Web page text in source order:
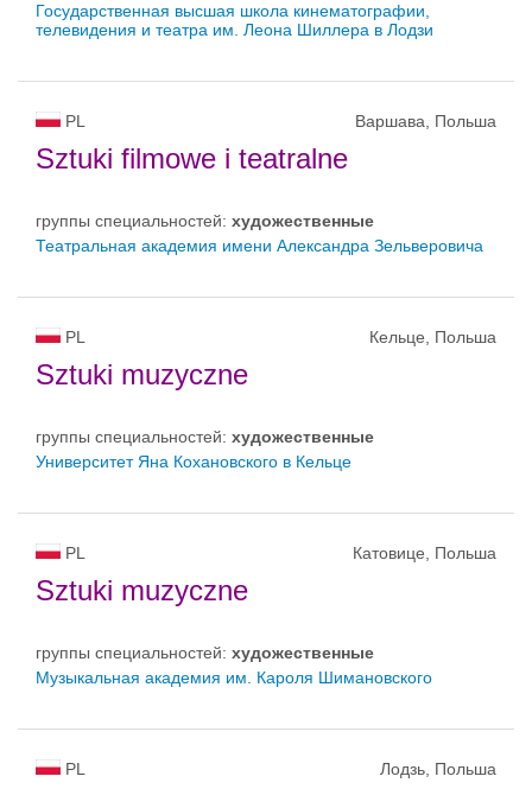
Государственная высшая школа кинематографии,
телевидения и театра им. Леона Шиллера в Лодзи
PL Варшава, Польша
Sztuki filmowe i teatralne
группы специальностей: художественные
Театральная академия имени Александра Зельверовича
PL Кельце, Польша
Sztuki muzyczne
группы специальностей: художественные
Университет Яна Кохановского в Кельце
PL Катовице, Польша
Sztuki muzyczne
группы специальностей: художественные
Музыкальная академия им. Кароля Шимановского
PL Лодзь, Польша